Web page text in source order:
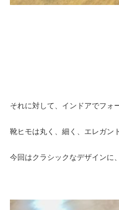
それに対して、インドアでフォ
靴ヒモは丸く、細く、エレガン
今回はクラシックなデザインに